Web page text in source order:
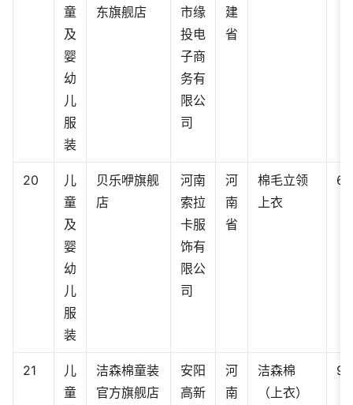
童
及
婴
幼
儿
服
装
东旗舰店
市缘
投电
子商
务有
限公
司
建
省
20
儿
童
及
婴
幼
儿
服
装
贝乐咿旗舰
店
河南
索拉
卡服
饰有
限公
司
河
南
省
棉毛立领
上衣
21
儿
童
洁森棉童装
官方旗舰店
安阳
高新
河
南
洁森棉
（上衣）